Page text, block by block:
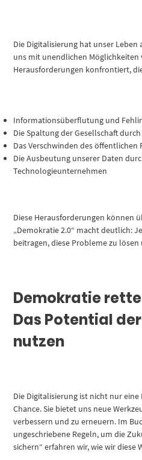
Die Digitalisierung hat unser Leben
uns mit unendlichen
Herausforderungen konfrontiert,
Informationsüberflutung und
Die Spaltung der Gesellschaft
Das Verschwinden des öffentlichen
Die Ausbeutung unserer Daten
Technologieunternehmen
Diese Herausforderungen können
„Demokratie 2.0“ macht deutlich:
beitragen, diese Probleme zu
Demokratie
Das Potential
nutzen
Die Digitalisierung ist nicht nur
Chance. Sie bietet uns neue
verbessern und zu erneuern. Im
ungeschriebene Regeln, um die
sichern“ erfahren wir, wie wir diese